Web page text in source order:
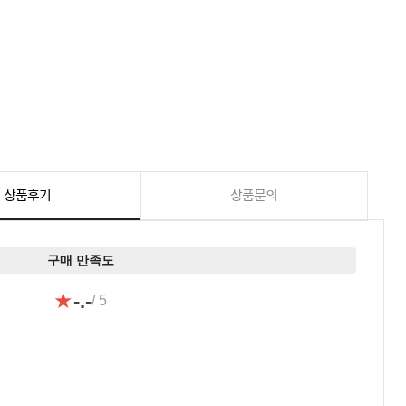
상품후기 상품문의
구매 만족도
★-.-/ 5